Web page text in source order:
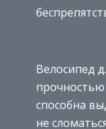
Велосипед
способна
не